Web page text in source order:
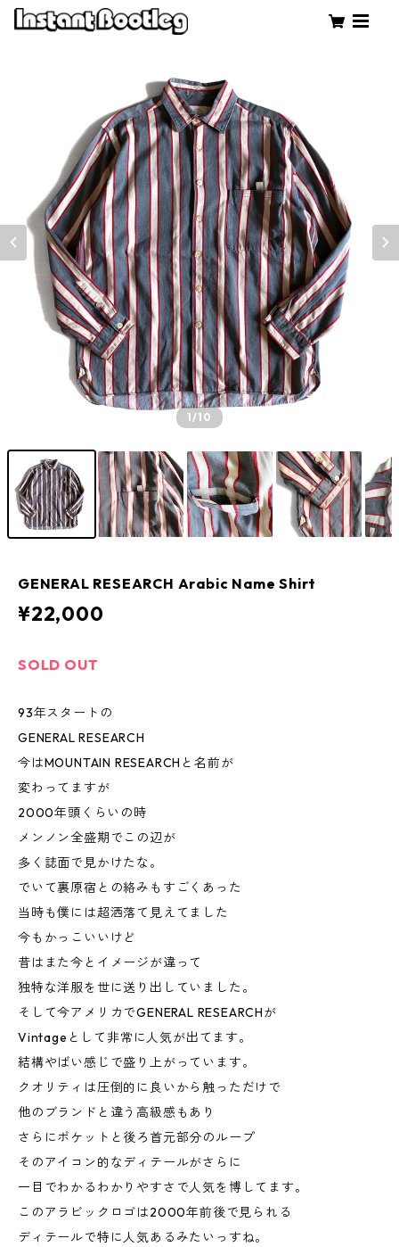
1/10
GENERAL RESEARCH Arabic Name Shirt
¥22,000
SOLD OUT
93年スタートの
GENERAL RESEARCH
今はMOUNTAIN RESEARCHと名前が
変わってますが
2000年頭くらいの時
メンノン全盛期でこの辺が
多く誌面で見かけたな。
でいて裏原宿との絡みもすごくあった
当時も僕には超洒落て見えてました
今もかっこいいけど
昔はまた今とイメージが違って
独特な洋服を世に送り出していました。
そして今アメリカでGENERAL RESEARCHが
Vintageとして非常に人気が出てます。
結構やばい感じで盛り上がっています。
クオリティは圧倒的に良いから触っただけで
他のブランドと違う高級感もあり
さらにポケットと後ろ首元部分のループ
そのアイコン的なディテールがさらに
一目でわかるわかりやすさで人気を博してます。
このアラビックロゴは2000年前後で見られる
ディテールで特に人気あるみたいっすね。